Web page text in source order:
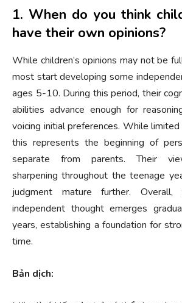
1. When do you think
have their own opinions?
While children’s opinions may not be
most start developing some
ages 5-10. During this period, their
abilities advance enough for
voicing initial preferences. While
this represents the beginning of
separate from parents. Their
sharpening throughout the teenage
judgment mature further.
independent thought emerges
years, establishing a foundation for
time.
Bản dịch: